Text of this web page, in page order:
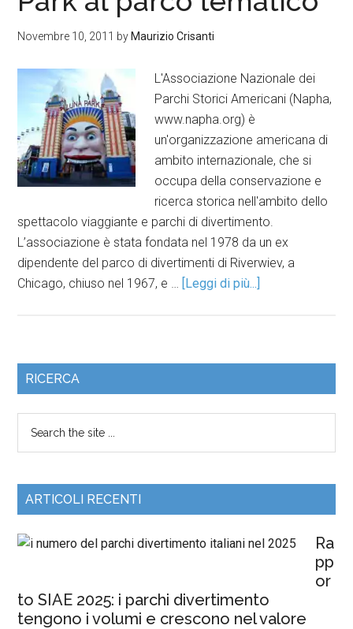
Novembre 10, 2011 by Maurizio Crisanti
L'Associazione Nazionale dei
Parchi Storici Americani (Napha,
www.napha.org) è
un'organizzazione americana di
ambito internazionale, che si
occupa della conservazione e
ricerca storica nell'ambito dello
spettacolo viaggiante e parchi di divertimento.
L’associazione è stata fondata nel 1978 da un ex
dipendente del parco di divertimenti di Riverwiev, a
Chicago, chiuso nel 1967, e … [Leggi di più...]
RICERCA
ARTICOLI RECENTI
Ra
pp
or
to SIAE 2025: i parchi divertimento
tengono i volumi e crescono nel valore